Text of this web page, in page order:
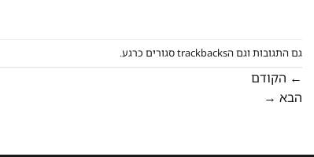
גם התגובות וגם הtrackbacks סגורים כרגע.
← הקודם
הבא →